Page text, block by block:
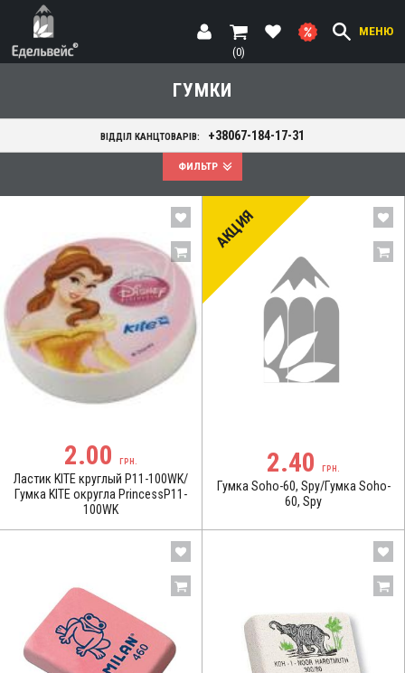
МЕНЮ
(0)
ГУМКИ
ВІДДІЛ КАНЦТОВАРІВ: +38067-184-17-31
ФИЛЬТР
2.00 ГРН.
Ластик KITE круглый P11-100WK/
Гумка KITE округла PrincessP11-
100WK
АКЦИЯ
2.40 ГРН.
Гумка Soho-60, Spy/Гумка Soho-
60, Spy